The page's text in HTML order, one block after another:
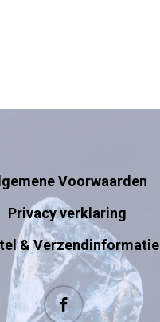
Voorwaarden
Privacy verklaring
& Verzendinformatie
facebook